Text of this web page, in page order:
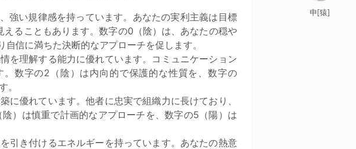
強い規律感を持っています。あなたの実利主義は目標
ることもあります。数字の0（陰）は、あなたの穏や
信に満ちた決断的なアプローチを促します。
を理解する能力に優れています。コミュニケーション
数字の2（陰）は内向的で保護的な性質を、数字の
。
に優れています。他者に忠実で組織力に長けており、
）は慎重で計画的なアプローチを、数字の5（陽）は
引き付けるエネルギーを持っています。あなたの熱意
申[猿]